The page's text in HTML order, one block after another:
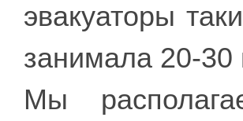
эвакуаторы
занимала 20-30
Мы